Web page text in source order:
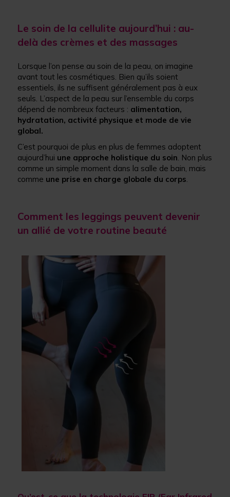
Le soin de la cellulite aujourd’hui : au-
delà des crèmes et des massages
Lorsque l’on pense au soin de la peau, on imagine
avant tout les cosmétiques. Bien qu’ils soient
essentiels, ils ne suffisent généralement pas à eux
seuls. L’aspect de la peau sur l’ensemble du corps
dépend de nombreux facteurs : alimentation,
hydratation, activité physique et mode de vie
global.
C’est pourquoi de plus en plus de femmes adoptent
aujourd’hui une approche holistique du soin. Non plus
comme un simple moment dans la salle de bain, mais
comme une prise en charge globale du corps.
Comment les leggings peuvent devenir
un allié de votre routine beauté